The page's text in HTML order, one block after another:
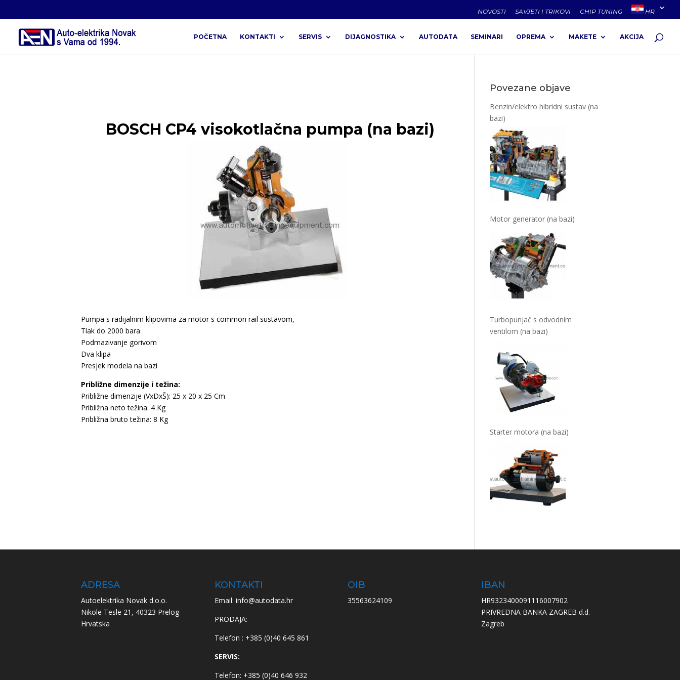
NOVOSTI SAVJETI I TRIKOVI CHIP TUNING HR
POČETNA KONTAKTI SERVIS DIJAGNOSTIKA AUTODATA SEMINARI OPREMA MAKETE AKCIJA
BOSCH CP4 visokotlačna pumpa (na bazi)
Pumpa s radijalnim klipovima za motor s common rail sustavom,
Tlak do 2000 bara
Podmazivanje gorivom
Dva klipa
Presjek modela na bazi
Približne dimenzije i težina:
Približne dimenzije (VxDxŠ): 25 x 20 x 25 Cm
Približna neto težina: 4 Kg
Približna bruto težina: 8 Kg
Povezane objave
Benzin/elektro hibridni sustav (na
bazi)
Motor generator (na bazi)
Turbopunjač s odvodnim
ventilom (na bazi)
Starter motora (na bazi)
ADRESA
Autoelektrika Novak d.o.o.
Nikole Tesle 21, 40323 Prelog
Hrvatska
KONTAKTI
Email: info@autodata.hr
PRODAJA:
Telefon : +385 (0)40 645 861
SERVIS:
Telefon: +385 (0)40 646 932
OIB
35563624109
IBAN
HR9323400091116007902
PRIVREDNA BANKA ZAGREB d.d.
Zagreb